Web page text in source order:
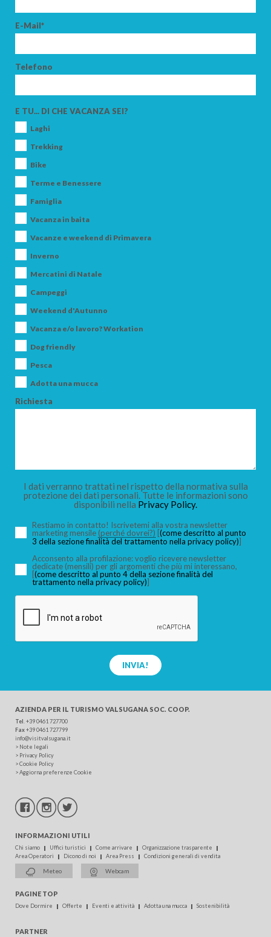
BAMBINI
E-Mail*
Telefono
E TU... DI CHE VACANZA SEI?
Laghi
Trekking
Bike
Terme e Benessere
Famiglia
Vacanza in baita
Vacanze e weekend di Primavera
Inverno
Mercatini di Natale
Campeggi
Weekend d'Autunno
Vacanza e/o lavoro? Workation
Dog friendly
Pesca
Adotta una mucca
Richiesta
I dati verranno trattati nel rispetto della normativa sulla
protezione dei dati personali. Tutte le informazioni sono
disponibili nella Privacy Policy.
Restiamo in contatto! Iscrivetemi alla vostra newsletter
marketing mensile (perché dovrei?) [(come descritto al punto
3 della sezione finalità del trattamento nella privacy policy)]
Acconsento alla profilazione: voglio ricevere newsletter
dedicate (mensili) per gli argomenti che più mi interessano,
[(come descritto al punto 4 della sezione finalità del
trattamento nella privacy policy)]
INVIA!
AZIENDA PER IL TURISMO VALSUGANA SOC. COOP.
Tel .+39 0461 727700
Fax+39 0461 727799
info@visitvalsugana.it
> Note legali
> Privacy Policy
>Cookie Policy
>Aggiorna preferenze Cookie
INFORMAZIONI UTILI
Chi siamo Uffici turistici Come arrivare
Organizzazione trasparente
Area Operatori
Dicono di noi Area Press Condizioni generali di vendita
Meteo Webcam
PAGINE TOP
Dove Dormire Offerte Eventi e attività Adotta una mucca Sostenibilità
PARTNER